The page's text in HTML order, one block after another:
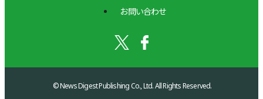
お問い合わせ
© News Digest Publishing Co., Ltd. All Rights Reserved.